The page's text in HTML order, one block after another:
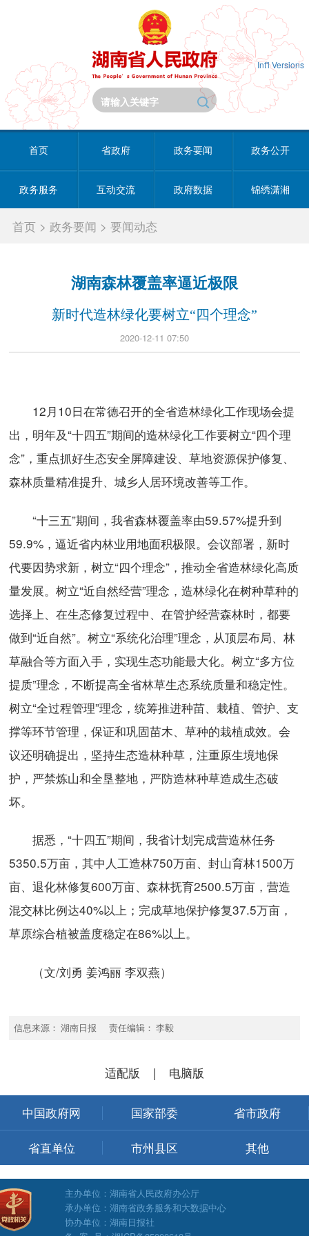
Int'l Versions
首页 省政府 政务要闻 政务公开
政务服务 互动交流 政府数据 锦绣潇湘
首页 >政务要闻 >要闻动态
湖南森林覆盖率逼近极限
新时代造林绿化要树立“四个理念”
2020-12-11 07:50
12月10日在常德召开的全省造林绿化工作现场会提
出，明年及“十四五”期间的造林绿化工作要树立“四个理
念”，重点抓好生态安全屏障建设、草地资源保护修复、
森林质量精准提升、城乡人居环境改善等工作。
“十三五”期间，我省森林覆盖率由59.57%提升到
59.9%，逼近省内林业用地面积极限。会议部署，新时
代要因势求新，树立“四个理念”，推动全省造林绿化高质
量发展。树立“近自然经营”理念，造林绿化在树种草种的
选择上、在生态修复过程中、在管护经营森林时，都要
做到“近自然”。树立“系统化治理”理念，从顶层布局、林
草融合等方面入手，实现生态功能最大化。树立“多方位
提质”理念，不断提高全省林草生态系统质量和稳定性。
树立“全过程管理”理念，统筹推进种苗、栽植、管护、支
撑等环节管理，保证和巩固苗木、草种的栽植成效。会
议还明确提出，坚持生态造林种草，注重原生境地保
护，严禁炼山和全垦整地，严防造林种草造成生态破
坏。
据悉，“十四五”期间，我省计划完成营造林任务
5350.5万亩，其中人工造林750万亩、封山育林1500万
亩、退化林修复600万亩、森林抚育2500.5万亩，营造
混交林比例达40%以上；完成草地保护修复37.5万亩，
草原综合植被盖度稳定在86%以上。
（文/刘勇 姜鸿丽 李双燕）
信息来源： 湖南日报 责任编辑： 李毅
适配版 | 电脑版
中国政府网 国家部委 省市政府
省直单位 市州县区 其他
主办单位：湖南省人民政府办公厅
承办单位：湖南省政务服务和大数据中心
协办单位：湖南日报社